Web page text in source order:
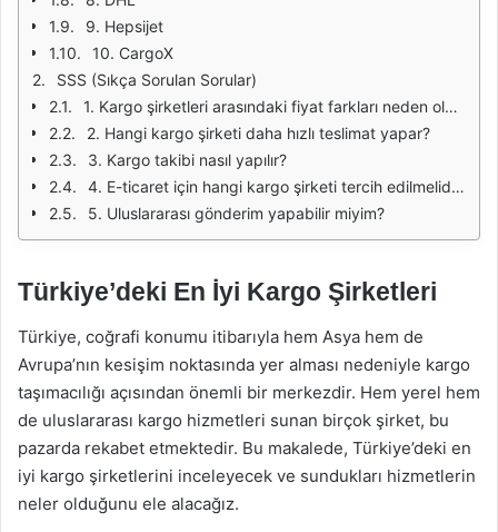
9. Hepsijet
10. CargoX
SSS (Sıkça Sorulan Sorular)
1. Kargo şirketleri arasındaki fiyat farkları neden oluşur?
2. Hangi kargo şirketi daha hızlı teslimat yapar?
3. Kargo takibi nasıl yapılır?
4. E-ticaret için hangi kargo şirketi tercih edilmelidir?
5. Uluslararası gönderim yapabilir miyim?
Türkiye’deki En İyi Kargo Şirketleri
Türkiye, coğrafi konumu itibarıyla hem Asya hem de
Avrupa’nın kesişim noktasında yer alması nedeniyle kargo
taşımacılığı açısından önemli bir merkezdir. Hem yerel hem
de uluslararası kargo hizmetleri sunan birçok şirket, bu
pazarda rekabet etmektedir. Bu makalede, Türkiye’deki en
iyi kargo şirketlerini inceleyecek ve sundukları hizmetlerin
neler olduğunu ele alacağız.